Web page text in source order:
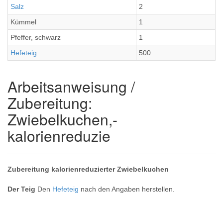
Salz
2
Kümmel
1
Pfeffer, schwarz
1
Hefeteig
500
Arbeitsanweisung /
Zubereitung:
Zwiebelkuchen,-
kalorienreduzie
Zubereitung kalorienreduzierter Zwiebelkuchen
Der Teig Den Hefeteig nach den Angaben herstellen.